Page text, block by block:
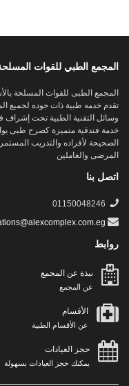
المجمع الطبي للقوات
المجمع الطبى للقوات المسلحة
تقدم خدمه طبية ذات جوده لجميع
وسائل التقنية الطبية تحت إشراف
خدمة فندقية متميزة كصرح طبى
الصحيحة لأفراده والتدريب
المرضى والعاملين
اتصل بنا
روابط
نبذة عن المجمع
عن المجمع
الأقسام
عن الأقسام الطبية
حجز العيادات
يمكنك حجز العيادات بسهولة